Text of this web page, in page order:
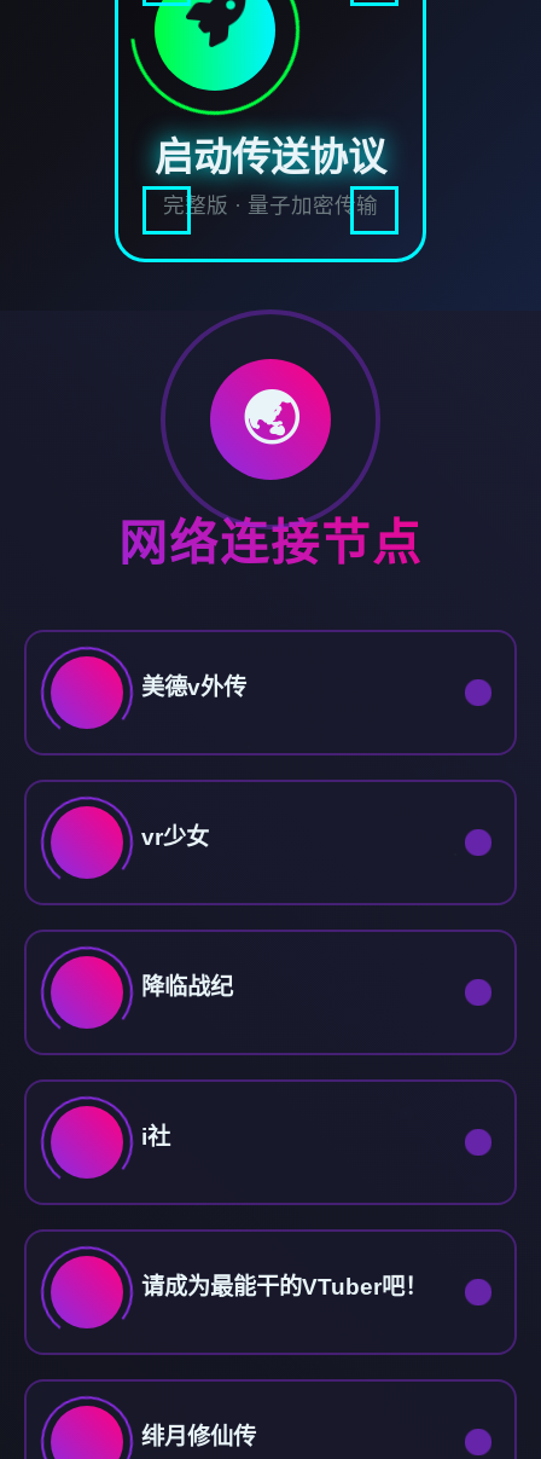
启动传送协议
完整版 · 量子加密传输
🌏
网络连接节点
美德v外传
vr少女
降临战纪
i社
请成为最能干的VTuber吧！
绯月修仙传